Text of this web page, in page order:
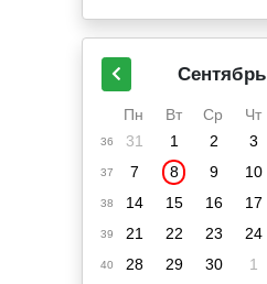
Сентябрь
Пн Вт Ср Чт
36 31 1 2 3
37 7 8 9 10
38 14 15 16 17
39 21 22 23 24
40 28 29 30 1